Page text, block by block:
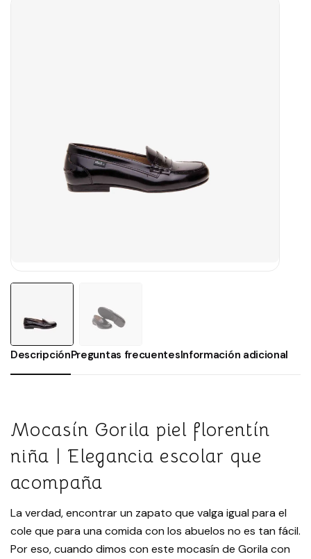
DescripciónPreguntas frecuentesInformación adicional
Mocasín Gorila piel florentín
niña | Elegancia escolar que
acompaña
La verdad, encontrar un zapato que valga igual para el
cole que para una comida con los abuelos no es tan fácil.
Por eso, cuando dimos con este mocasín de Gorila con